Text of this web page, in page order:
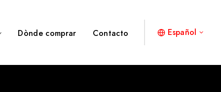
Dònde comprar Contacto Español